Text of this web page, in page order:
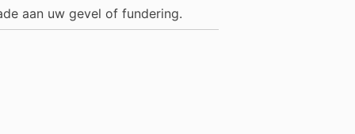
aan uw gevel of fundering.